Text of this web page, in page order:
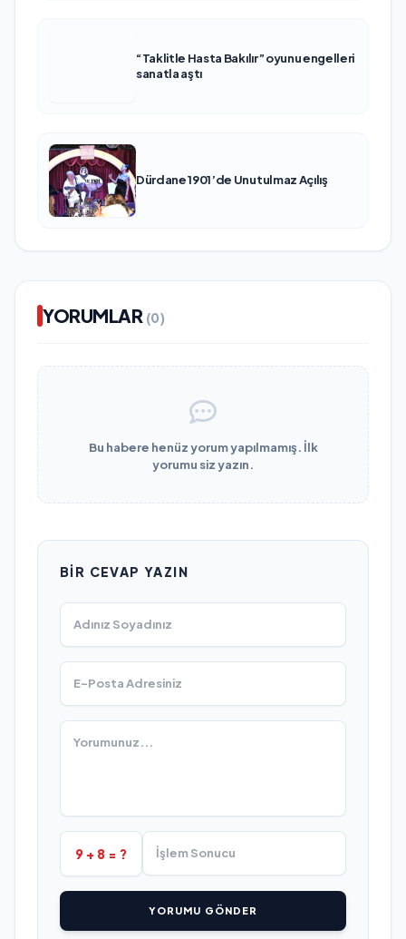
“Taklitle Hasta Bakılır” oyunu engelleri
sanatla aştı
Dürdane 1901’de Unutulmaz Açılış
YORUMLAR (0)
Bu habere henüz yorum yapılmamış. İlk
yorumu siz yazın.
BIR CEVAP YAZIN
9 + 8 = ?
YORUMU GÖNDER